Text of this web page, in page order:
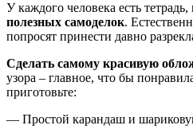
У каждого человека есть
полезных самоделок.
попросят принести давно
Сделать самому красивую
узора – главное, что бы
приготовьте:
— Простой карандаш и